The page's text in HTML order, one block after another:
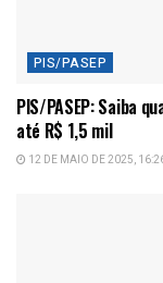
PIS/PASEP
PIS/PASEP: Saiba
até R$ 1,5 mil
12 DE MAIO DE 2025,